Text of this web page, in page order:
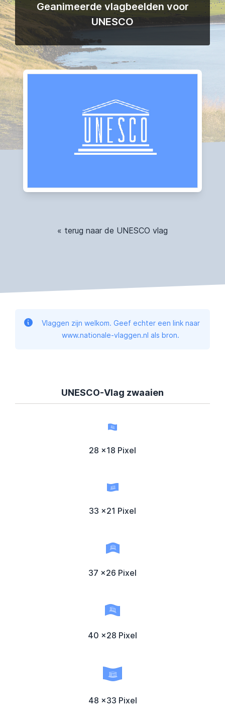
Geanimeerde vlagbeelden voor
UNESCO
« terug naar de UNESCO vlag
Vlaggen zijn welkom. Geef echter een link naar
www.nationale-vlaggen.nl als bron.
UNESCO-Vlag zwaaien
28 x18 Pixel
33 x21 Pixel
37 x26 Pixel
40 x28 Pixel
48 x33 Pixel